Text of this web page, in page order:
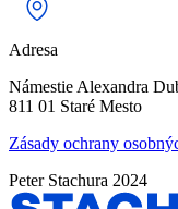
Adresa
Námestie Alexandra
811 01 Staré Mesto
Zásady ochrany
Peter Stachura 2024